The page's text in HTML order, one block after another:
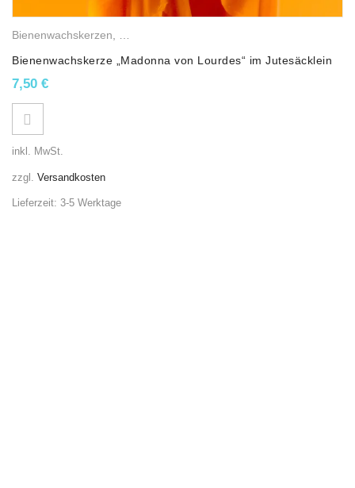
Bienenwachskerzen, Religiöse Wachslichter
Bienenwachskerze „Madonna von Lourdes“ im Jutesäcklein
7,50 €
inkl. MwSt.
zzgl. Versandkosten
Lieferzeit: 3-5 Werktage